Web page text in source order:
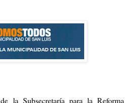
la Subsecretaría para la Reforma